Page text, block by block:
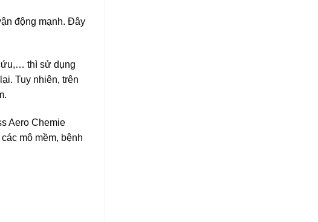
động mạnh. Đây
thì sử dụng
Tuy nhiên, trên
Aero Chemie
mô mềm, bệnh